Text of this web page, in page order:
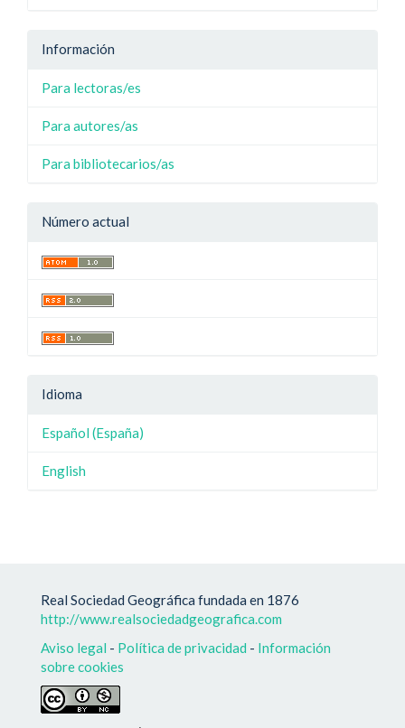
Información
Para lectoras/es
Para autores/as
Para bibliotecarios/as
Número actual
Idioma
Español (España)
English
Real Sociedad Geográfica fundada en 1876
http://www.realsociedadgeografica.com
Aviso legal - Política de privacidad - Información
sobre cookies